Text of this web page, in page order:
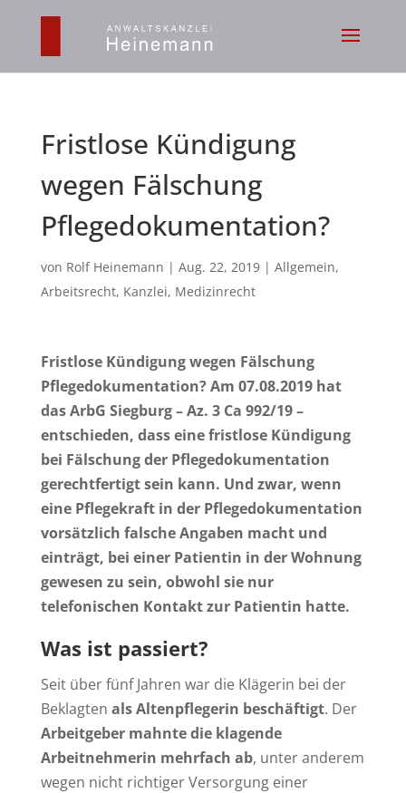
Fristlose Kündigung
wegen Fälschung
Pflegedokumentation?
von Rolf Heinemann | Aug. 22, 2019| Allgemein,
Arbeitsrecht, Kanzlei, Medizinrecht
Fristlose Kündigung wegen Fälschung
Pflegedokumentation? Am 07.08.2019 hat
das ArbG Siegburg – Az. 3 Ca 992/19 –
entschieden, dass eine fristlose Kündigung
bei Fälschung der Pflegedokumentation
gerechtfertigt sein kann. Und zwar, wenn
eine Pflegekraft in der Pflegedokumentation
vorsätzlich falsche Angaben macht und
einträgt, bei einer Patientin in der Wohnung
gewesen zu sein, obwohl sie nur
telefonischen Kontakt zur Patientin hatte.
Was ist passiert?
Seit über fünf Jahren war die Klägerin bei der
Beklagten als Altenpflegerin beschäftigt. Der
Arbeitgeber mahnte die klagende
Arbeitnehmerin mehrfach ab, unter anderem
wegen nicht richtiger Versorgung einer